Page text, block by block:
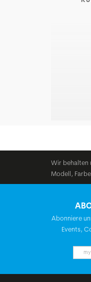
Wir behalten
Modell,
Abonniere
Events,